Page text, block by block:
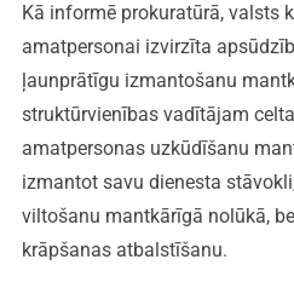
Kā informē prokuratūrā, valsts
amatpersonai izvirzīta
ļaunprātīgu izmantošanu
struktūrvienības vadītājam
amatpersonas uzkūdīšanu
izmantot savu dienesta
viltošanu mantkārīgā nolūkā,
krāpšanas atbalstīšanu.